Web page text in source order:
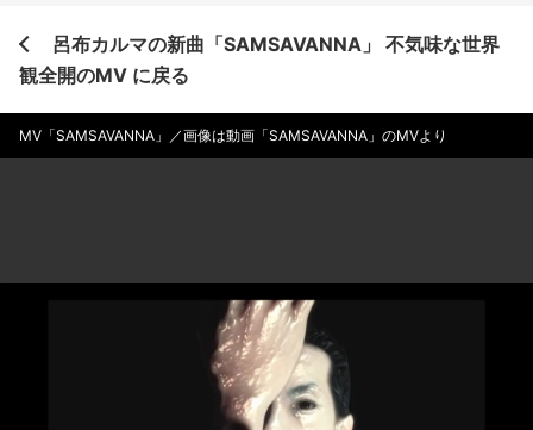
呂布カルマの新曲「SAMSAVANNA」 不気味な世界
観全開のMV に戻る
MV「SAMSAVANNA」／画像は動画「SAMSAVANNA」のMVより